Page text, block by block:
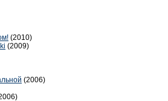
(2010)
(2009)
(2006)